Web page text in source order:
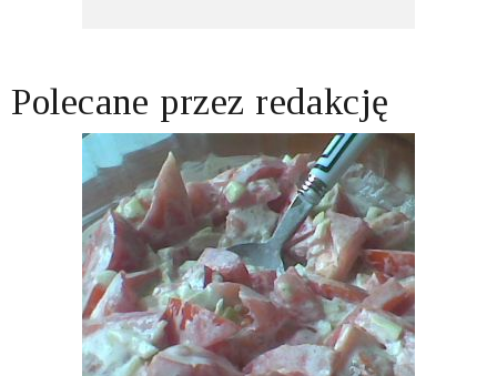
Polecane przez redakcję